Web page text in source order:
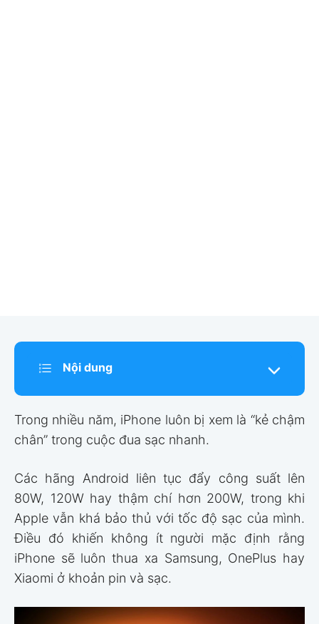
Nội dung
Trong nhiều năm, iPhone luôn bị xem là “kẻ chậm
chân” trong cuộc đua sạc nhanh.
Các hãng Android liên tục đẩy công suất lên
80W, 120W hay thậm chí hơn 200W, trong khi
Apple vẫn khá bảo thủ với tốc độ sạc của mình.
Điều đó khiến không ít người mặc định rằng
iPhone sẽ luôn thua xa Samsung, OnePlus hay
Xiaomi ở khoản pin và sạc.